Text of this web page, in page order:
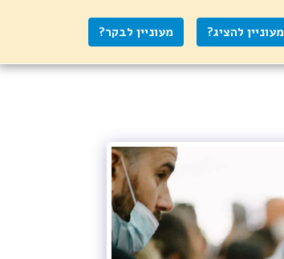
מעוניין להציג? מעוניין לבקר?